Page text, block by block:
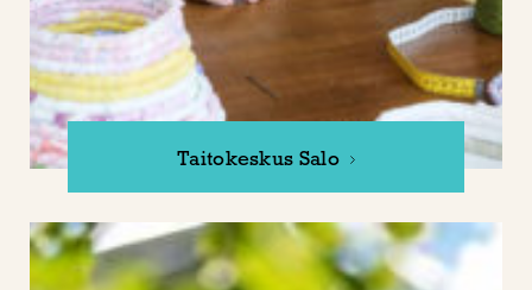
Taitokeskus Salo